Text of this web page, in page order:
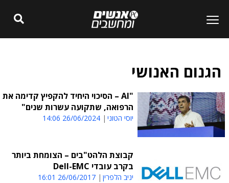
הגנום האנושי
"AI – הסיכוי היחיד להקפיץ קדימה את
הרפואה, שתקועה עשרות שנים"
יוסי הטוני 26/06/2024 14:06
קבוצת הלהט"בים – הצומחת ביותר
בקרב עובדי Dell-EMC
יניב הלפרין 26/06/2017 16:01